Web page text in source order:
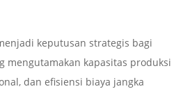
keputusan strategis bagi
mengutamakan kapasitas produksi
dan efisiensi biaya jangka